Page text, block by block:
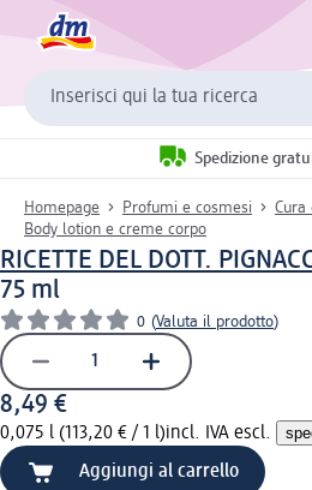
Inserisci qui la tua ricerca
Spedizione
Homepage Profumi e cosmesi
Cura
Body lotion e creme corpo
RICETTE DEL DOTT.
75 ml
0 (Valuta il prodotto)
8,49 €
0,075 l (113,20 € / 1 l)incl. IVA escl.
Aggiungi al carrello